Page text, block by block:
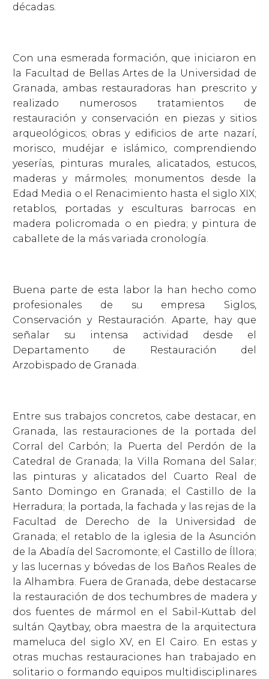
décadas.
Con una esmerada formación, que iniciaron en
la Facultad de Bellas Artes de la Universidad de
Granada, ambas restauradoras han prescrito y
realizado numerosos tratamientos de
restauración y conservación en piezas y sitios
arqueológicos; obras y edificios de arte nazarí,
morisco, mudéjar e islámico, comprendiendo
yeserías, pinturas murales, alicatados, estucos,
maderas y mármoles; monumentos desde la
Edad Media o el Renacimiento hasta el siglo XIX;
retablos, portadas y esculturas barrocas en
madera policromada o en piedra; y pintura de
caballete de la más variada cronología.
Buena parte de esta labor la han hecho como
profesionales de su empresa Siglos,
Conservación y Restauración. Aparte, hay que
señalar su intensa actividad desde el
Departamento de Restauración del
Arzobispado de Granada.
Entre sus trabajos concretos, cabe destacar, en
Granada, las restauraciones de la portada del
Corral del Carbón; la Puerta del Perdón de la
Catedral de Granada; la Villa Romana del Salar;
las pinturas y alicatados del Cuarto Real de
Santo Domingo en Granada; el Castillo de la
Herradura; la portada, la fachada y las rejas de la
Facultad de Derecho de la Universidad de
Granada; el retablo de la iglesia de la Asunción
de la Abadía del Sacromonte; el Castillo de Íllora;
y las lucernas y bóvedas de los Baños Reales de
la Alhambra. Fuera de Granada, debe destacarse
la restauración de dos techumbres de madera y
dos fuentes de mármol en el Sabil-Kuttab del
sultán Qaytbay, obra maestra de la arquitectura
mameluca del siglo XV, en El Cairo. En estas y
otras muchas restauraciones han trabajado en
solitario o formando equipos multidisciplinares